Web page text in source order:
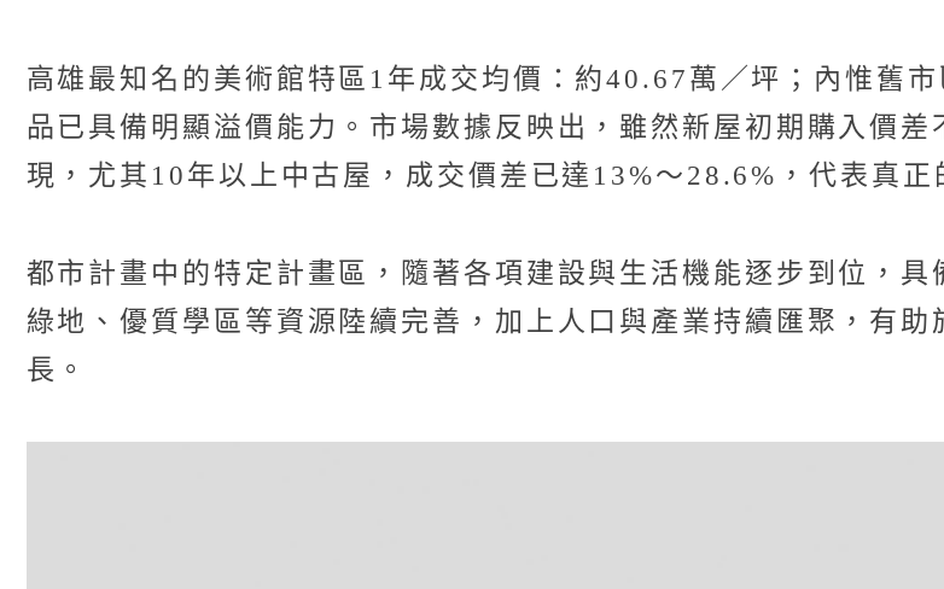
高雄最知名的美術館特區1年成交均價：約40.67萬／坪；內惟舊
品已具備明顯溢價能力。市場數據反映出，雖然新屋初期購入價
現，尤其10年以上中古屋，成交價差已達13%～28.6%，代表真
都市計畫中的特定計畫區，隨著各項建設與生活機能逐步到位，
綠地、優質學區等資源陸續完善，加上人口與產業持續匯聚，有
長。